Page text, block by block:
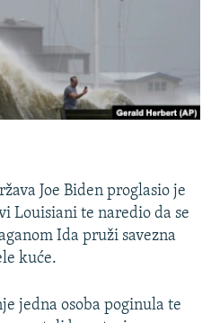
Joe Biden proglasio je
Louisiani te naredio da se
Ida pruži savezna
kuće.
jedna osoba poginula te